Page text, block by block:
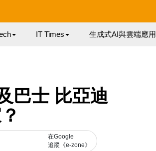
IT Times 生成式AI與雲端應用
巴士 比亞迪
在Google
追蹤《e-zone》